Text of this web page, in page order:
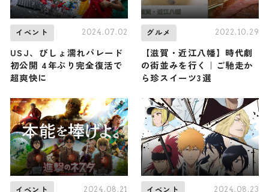
イベント 2024.07.02
USJ、びしょ濡れパレード
初公開 4年ぶり完全復活で
超爽快に
グルメ 2022.10.29
【滋賀・近江八幡】時代劇
の街並みを行く｜ご馳走か
ら珍スイーツ3選
イベント 2024.08.21 イベント 2024.08.23